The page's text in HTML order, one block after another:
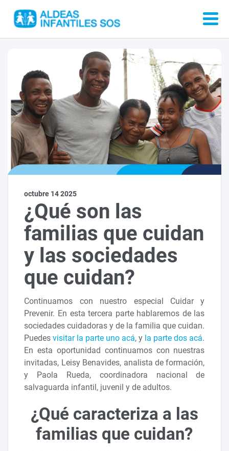
octubre 14 2025
¿Qué son las
familias que cuidan
y las sociedades
que cuidan?
Continuamos con nuestro especial Cuidar y
Prevenir. En esta tercera parte hablaremos de las
sociedades cuidadoras y de la familia que cuidan.
Puedesvisitar la parte uno acá, y la parte dos acá.
En esta oportunidad continuamos con nuestras
invitadas, Leisy Benavides, analista de formación,
y Paola Rueda, coordinadora nacional de
salvaguarda infantil, juvenil y de adultos.
¿Qué caracteriza a las
familias que cuidan?